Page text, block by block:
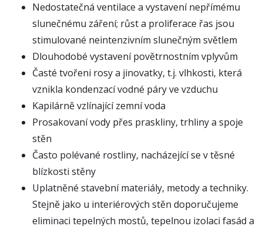
Nedostatečná ventilace a vystavení nepřímému
slunečnému záření; růst a proliferace řas jsou
stimulované neintenzivním slunečným světlem
Dlouhodobé vystavení povětrnostním vplyvům
Časté tvořeni rosy a jinovatky, t.j. vlhkosti, která
vznikla kondenzací vodné páry ve vzduchu
Kapilárně vzlínající zemní voda
Prosakovaní vody přes praskliny, trhliny a spoje
stěn
Často polévané rostliny, nacházející se v těsné
blízkosti stěny
Uplatněné stavební materiály, metody a techniky.
Stejně jako u interiérových stěn doporučujeme
eliminaci tepelných mostů, tepelnou izolaci fasád a